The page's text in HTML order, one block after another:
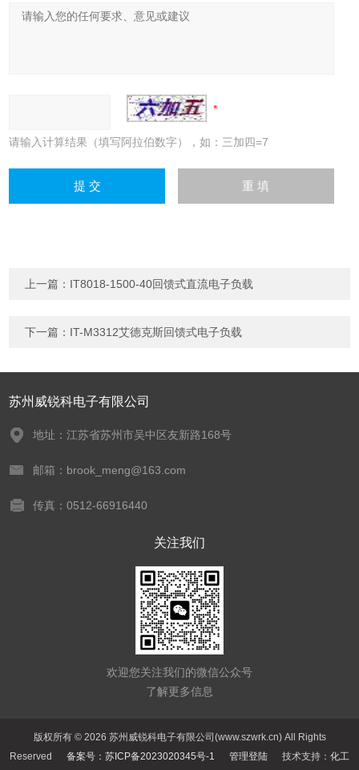
请输入计算结果（填写阿拉伯数字），如：三加四=7
上一篇： IT8018-1500-40回馈式直流电子负载
下一篇： IT-M3312艾德克斯回馈式电子负载
苏州威锐科电子有限公司
地址：江苏省苏州市吴中区友新路168号
邮箱：brook_meng@163.com
传真：0512-66916440
关注我们
欢迎您关注我们的微信公众号
了解更多信息
版权所有 © 2026 苏州威锐科电子有限公司(www.szwrk.cn) All Rights
Reserved 备案号：苏ICP备2023020345号-1 管理登陆 技术支持： 化工